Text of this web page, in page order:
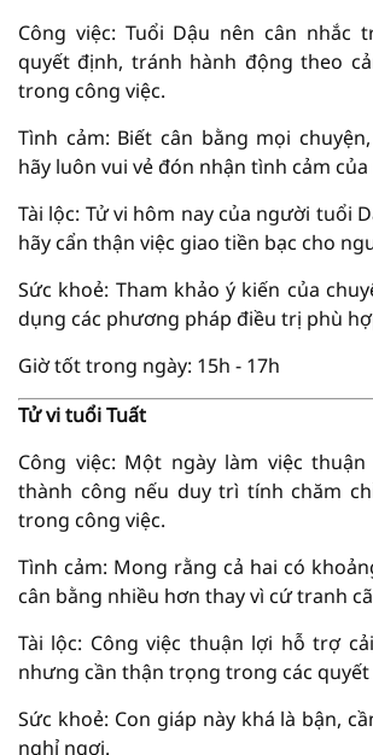
Công việc: Tuổi Dậu nên cân nhắc
quyết định, tránh hành động theo
trong công việc.
Tình cảm: Biết cân bằng mọi
hãy luôn vui vẻ đón nhận tình cảm của
Tài lộc: Tử vi hôm nay của người tuổi
hãy cẩn thận việc giao tiền bạc cho
Sức khoẻ: Tham khảo ý kiến của
dụng các phương pháp điều trị phù
Giờ tốt trong ngày: 15h - 17h
Tử vi tuổi Tuất
Công việc: Một ngày làm việc
thành công nếu duy trì tính chăm
trong công việc.
Tình cảm: Mong rằng cả hai có
cân bằng nhiều hơn thay vì cứ tranh
Tài lộc: Công việc thuận lợi hỗ trợ
nhưng cần thận trọng trong các
Sức khoẻ: Con giáp này khá là bận,
nghỉ ngơi.